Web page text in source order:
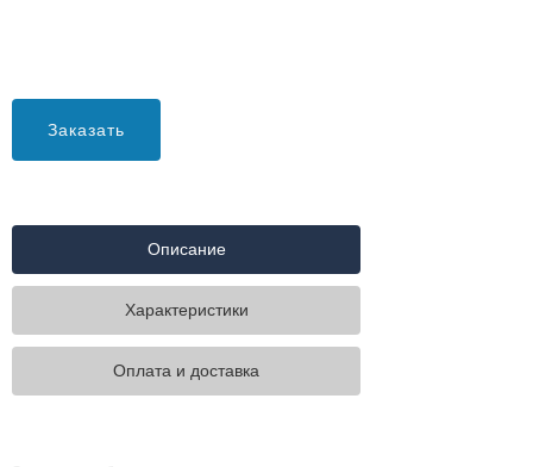
Заказать
Описание
Характеристики
Оплата и доставка